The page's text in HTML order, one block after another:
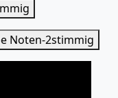
Noten-2stimmig